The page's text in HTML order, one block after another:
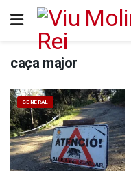
caça major
GENERAL